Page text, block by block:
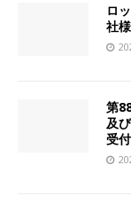
ロ
社
第
及
受